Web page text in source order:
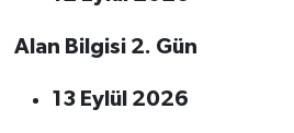
Alan Bilgisi 2. Gün
13 Eylül 2026